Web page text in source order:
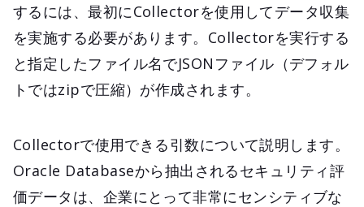
するには、最初にCollectorを使用してデータ収集
を実施する必要があります。Collectorを実行する
と指定したファイル名でJSONファイル（デフォル
トではzipで圧縮）が作成されます。
Collectorで使用できる引数について説明します。
Oracle Databaseから抽出されるセキュリティ評
価データは、企業にとって非常にセンシティブな